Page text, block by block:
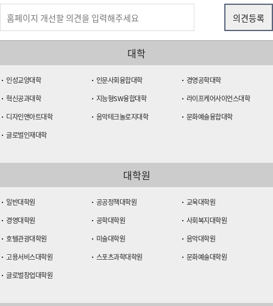
대학
인성교양대학 인문사회융합대학
경영공학대학
혁신공과대학
지능형SW융합대학
라이프케어사이언스대학
디자인앤아트대학
음악테크놀로지대학
문화예술융합대학
글로벌인재대학
대학원
일반대학원 공공정책대학원
교육대학원
경영대학원
공학대학원
사회복지대학원
호텔관광대학원
미술대학원
음악대학원
고용서비스대학원
스포츠과학대학원
문화예술대학원
글로벌창업대학원